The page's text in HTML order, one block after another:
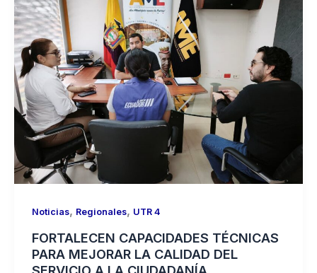
Noticias, Regionales, UTR 4
FORTALECEN CAPACIDADES TÉCNICAS
PARA MEJORAR LA CALIDAD DEL